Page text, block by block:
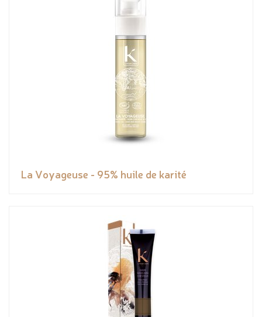
La Voyageuse - 95% huile de karité